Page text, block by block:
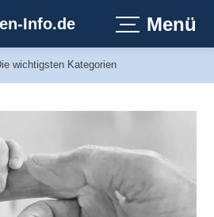
Info.de Menü
wichtigsten Kategorien